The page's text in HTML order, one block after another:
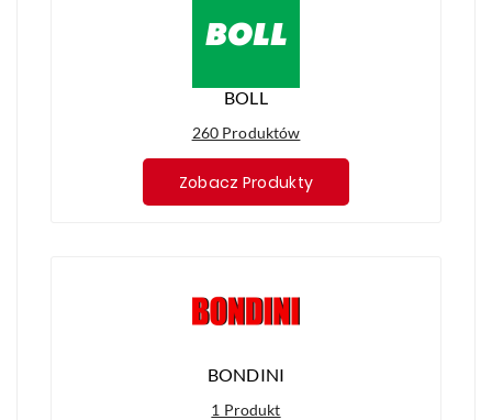
BOLL
260 Produktów
Zobacz Produkty
BONDINI
1 Produkt